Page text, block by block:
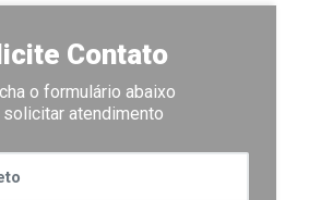
Contato
o formulário abaixo
solicitar atendimento